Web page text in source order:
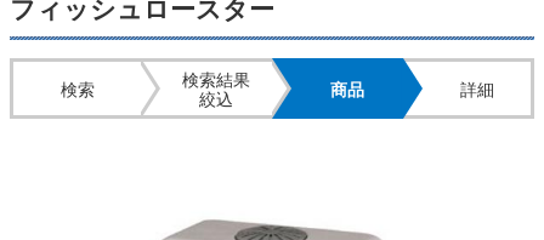
検索
検索結果
絞込
商品 詳細